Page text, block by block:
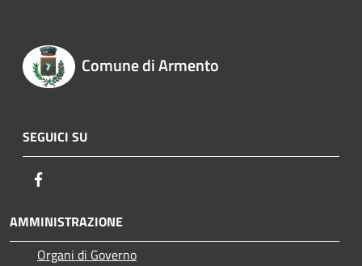
Comune di Armento
SEGUICI SU
AMMINISTRAZIONE
Organi di Governo